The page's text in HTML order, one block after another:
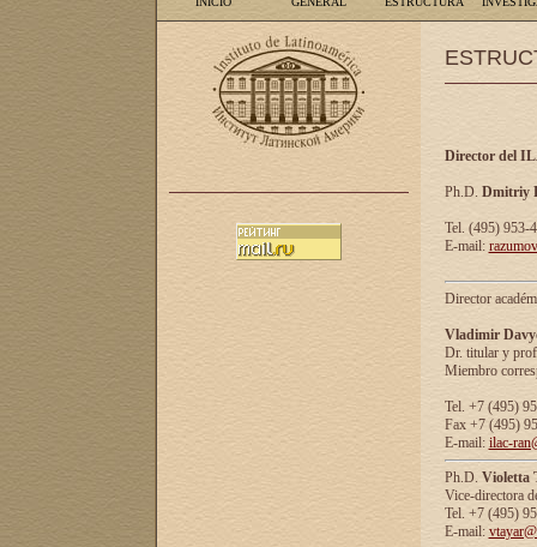
Director del
Ph.D. Dmitriy
Tel. (495) 953-
E-mail:
Director
Vladimir
Dr. titular y
Miembro
Tel. +7 (495)
Fax +7 (495)
E-mail: ilac-
Ph.D. Violetta
Vice-directora
Tel. +7 (495)
E-mail: